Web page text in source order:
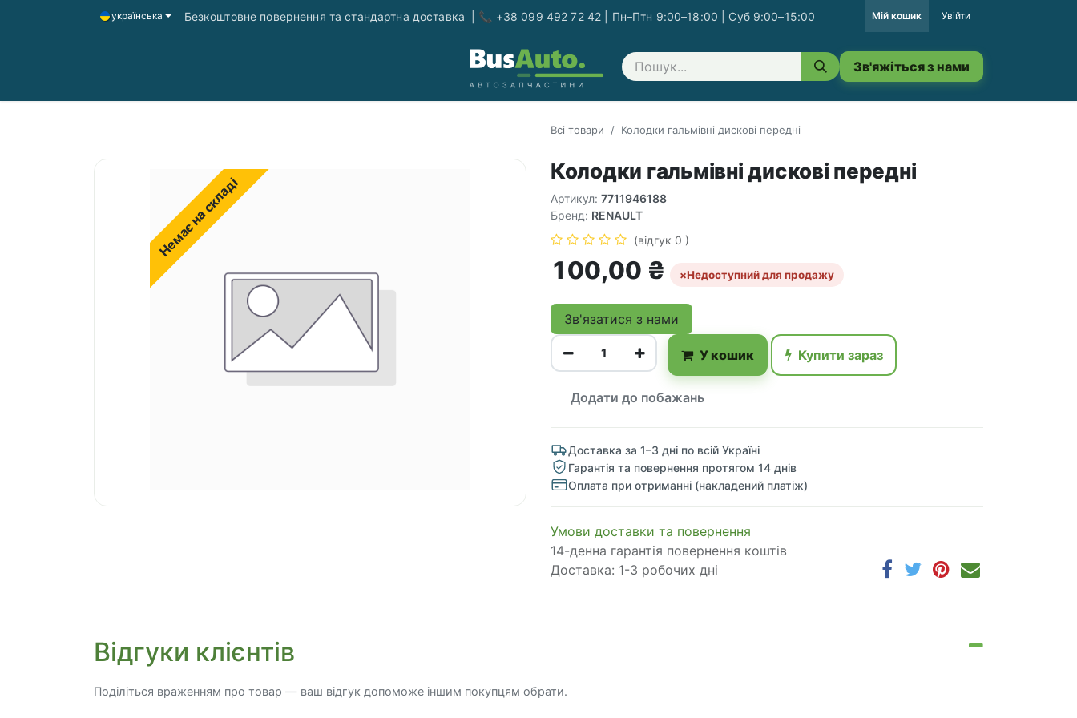
українська Безкоштовне повернення та стандартна доставка | 📞 +38 099 492 72 42 | Пн–Птн 9:00–18:00 | Суб 9:00–15:00 Мій кошик Увійти
Зв'яжіться з нами Зв'яжіться з нами
Всі товари Колодки гальмівні дискові передні
Немає на складі
Колодки гальмівні дискові передні
Артикул: 7711946188
Бренд: RENAULT
(відгук 0 )
100,00 ₴ ×Недоступний для продажу
Зв'язатися з нами
У кошик Купити зараз
Додати до побажань
Доставка за 1–3 дні по всій Україні
Гарантія та повернення протягом 14 днів
Оплата при отриманні (накладений платіж)
​​​​​​​​​​​​​​​​​​​​​​​​​​​​​​​​​​​​​​​​​​​​​​​​​​​​​​​​​​​​​​У​​м​о​в​​и​ д​ос​т​а​в​к​и ​т​а​ по​в​е​р​н​е​н​н​я
14-денна гарантія повернення коштів
Доставка: 1-3 робочих дні
Відгуки клієнтів
Поділіться враженням про товар — ваш відгук допоможе іншим покупцям обрати.